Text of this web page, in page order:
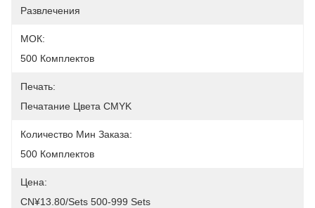
Развлечения
МОК:
500 Комплектов
Печать:
Печатание Цвета CMYK
Количество Мин Заказа:
500 Комплектов
Цена:
CN¥13.80/sets 500-999 Sets